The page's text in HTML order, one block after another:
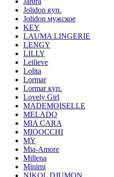
Jolidon куп.
Jolidon мужское
KEY
LAUMA LINGERIE
LENGY
LILLY
Leilieve
Lolita
Lormar
Lormar куп.
Lovely Girl
MADEMOISELLE
MELADO
MIA CARA
MIOOCCHI
MY
Mia-Amore
Millena
Minimi
NIKOL DJUMON